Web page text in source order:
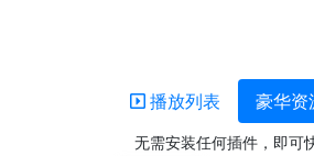
播放列表 豪华资
无需安装任何插件，即可